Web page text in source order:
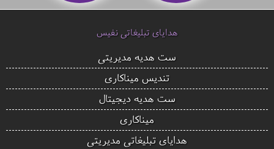
هدایای تبلیغاتی نفیس
ست هدیه مدیریتی
تندیس میناکاری
ست هدیه دیجیتال
میناکاری
هدایای تبلیغاتی مدیریتی